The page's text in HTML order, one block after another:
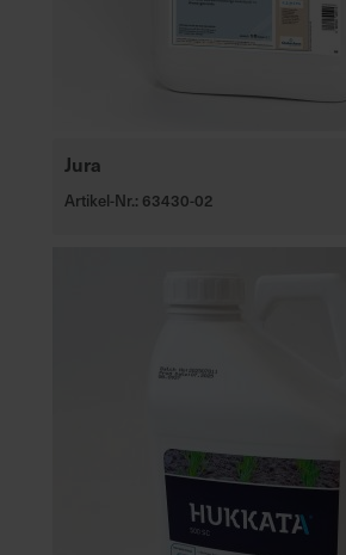
Jura
Artikel-Nr.: 63430-02